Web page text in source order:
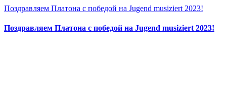
Поздравляем Платона с победой на Jugend musiziert 2023!
Поздравляем Платона с победой на Jugend musiziert 2023!